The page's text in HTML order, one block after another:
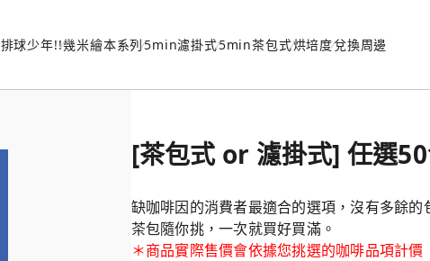
排球少年!!幾米繪本系列5min濾掛式5min茶包式烘培度兌換周邊
[茶包式 or 濾掛式] 任選
缺咖啡因的消費者最適合的選項，沒有多餘的
茶包隨你挑，一次就買好買滿。
＊商品實際售價會依據您挑選的咖啡品項計價